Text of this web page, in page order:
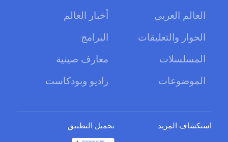
العالم العربي
أخبار العالم
الحوار والتعليقات
البرامج
المسلسلات
معارف صينية
الموضوعات
راديو وبودكاست
استكشاف المزيد تحميل التطبيق